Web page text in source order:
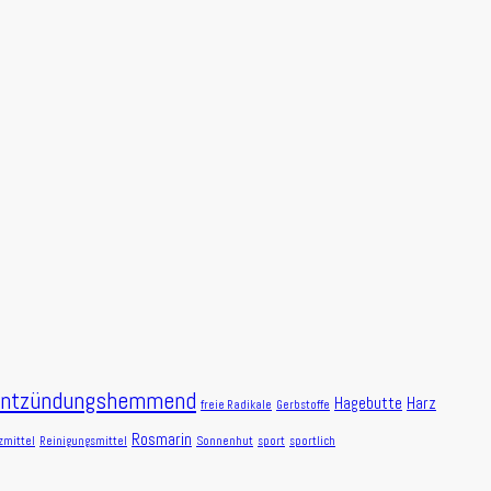
freie Radikale Gerbstoffe Hagebutte Harz
Reinigungsmittel Rosmarin Sonnenhut sport sportlich